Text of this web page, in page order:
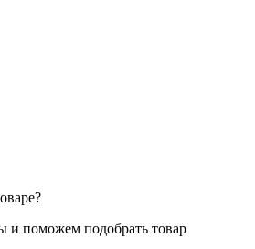
и поможем подобрать товар